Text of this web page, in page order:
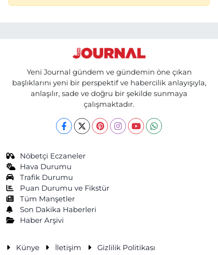
Yeni Journal gündem ve gündemin öne çıkan
başlıklarını yeni bir perspektif ve habercilik anlayışıyla,
anlaşılır, sade ve doğru bir şekilde sunmaya
çalışmaktadır.
Nöbetçi Eczaneler
Hava Durumu
Trafik Durumu
Puan Durumu ve Fikstür
Tüm Manşetler
Son Dakika Haberleri
Haber Arşivi
Künye İletişim Gizlilik Politikası